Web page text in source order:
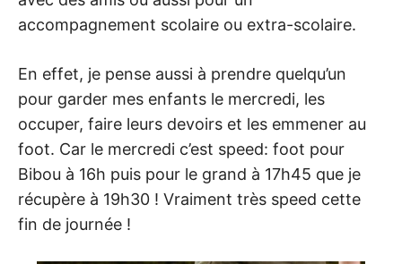
accompagnement scolaire ou extra-scolaire.
En effet, je pense aussi à prendre quelqu’un
pour garder mes enfants le mercredi, les
occuper, faire leurs devoirs et les emmener au
foot. Car le mercredi c’est speed: foot pour
Bibou à 16h puis pour le grand à 17h45 que je
récupère à 19h30 ! Vraiment très speed cette
fin de journée !